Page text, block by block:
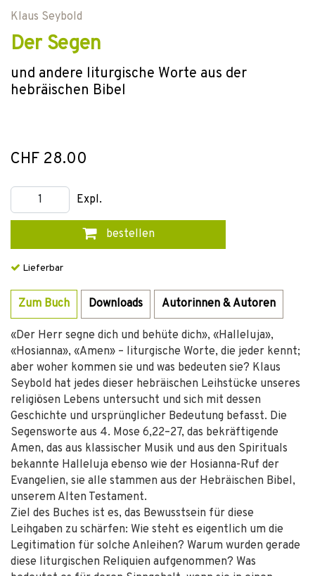
Klaus Seybold
Der Segen
und andere liturgische Worte aus der
hebräischen Bibel
CHF 28.00
Expl.
bestellen
Lieferbar
Zum Buch Downloads Autorinnen & Autoren
«Der Herr segne dich und behüte dich», «Halleluja»,
«Hosianna», «Amen» – liturgische Worte, die jeder kennt;
aber woher kommen sie und was bedeuten sie? Klaus
Seybold hat jedes dieser hebräischen Leihstücke unseres
religiösen Lebens untersucht und sich mit dessen
Geschichte und ursprünglicher Bedeutung befasst. Die
Segensworte aus 4. Mose 6,22–27, das bekräftigende
Amen, das aus klassischer Musik und aus den Spirituals
bekannte Halleluja ebenso wie der Hosianna-Ruf der
Evangelien, sie alle stammen aus der Hebräischen Bibel,
unserem Alten Testament.
Ziel des Buches ist es, das Bewusstsein für diese
Leihgaben zu schärfen: Wie steht es eigentlich um die
Legitimation für solche Anleihen? Warum wurden gerade
diese liturgischen Reliquien aufgenommen? Was